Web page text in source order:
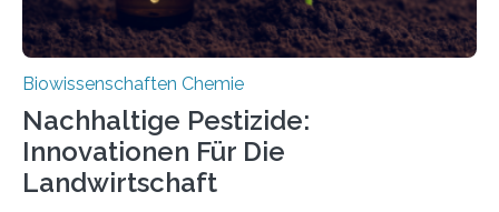
Biowissenschaften Chemie
Nachhaltige Pestizide:
Innovationen Für Die
Landwirtschaft